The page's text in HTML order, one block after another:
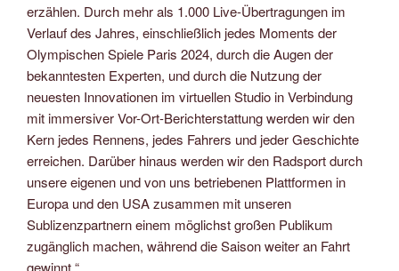
erzählen. Durch mehr als 1.000 Live-Übertragungen im
Verlauf des Jahres, einschließlich jedes Moments der
Olympischen Spiele Paris 2024, durch die Augen der
bekanntesten Experten, und durch die Nutzung der
neuesten Innovationen im virtuellen Studio in Verbindung
mit immersiver Vor-Ort-Berichterstattung werden wir den
Kern jedes Rennens, jedes Fahrers und jeder Geschichte
erreichen. Darüber hinaus werden wir den Radsport durch
unsere eigenen und von uns betriebenen Plattformen in
Europa und den USA zusammen mit unseren
Sublizenzpartnern einem möglichst großen Publikum
zugänglich machen, während die Saison weiter an Fahrt
gewinnt.“